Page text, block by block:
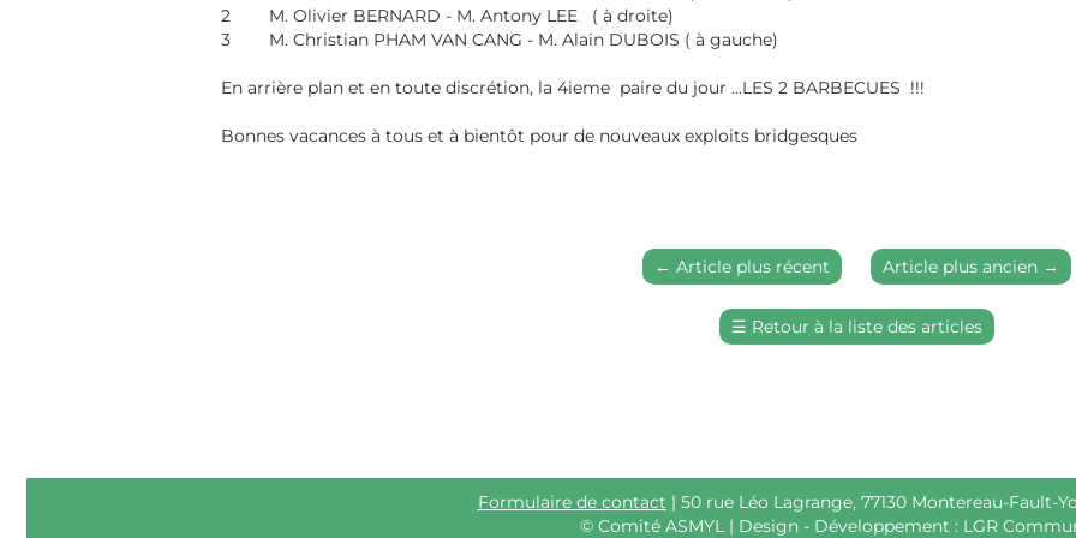
Formulaire de contact| 50 rue Léo Lagrange, 77130 Montereau-Fault-
Comité ASMYL | Design - Développement : LGR
2 M. Olivier BERNARD - M. Antony LEE ( à droite)
3 M. Christian PHAM VAN CANG - M. Alain DUBOIS ( à gauche)
En arrière plan et en toute discrétion, la 4ieme paire du jour ...LES 2 BARBECUES !!!
Bonnes vacances à tous et à bientôt pour de nouveaux exploits bridgesques
← Article plus récent Article plus ancien→
☰ Retour à la liste des articles